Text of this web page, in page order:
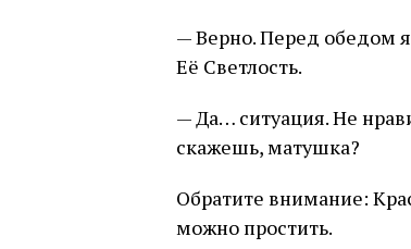
— Верно. Перед обедом
Её Светлость.
— Да… ситуация. Не
скажешь, матушка?
Обратите внимание:
можно простить.